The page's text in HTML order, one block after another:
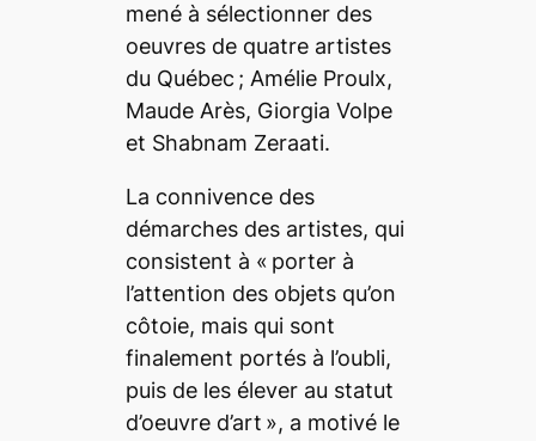
mené à sélectionner des
oeuvres de quatre artistes
du Québec ; Amélie Proulx,
Maude Arès, Giorgia Volpe
et Shabnam Zeraati.
La connivence des
démarches des artistes, qui
consistent à « porter à
l’attention des objets qu’on
côtoie, mais qui sont
finalement portés à l’oubli,
puis de les élever au statut
d’oeuvre d’art », a motivé le